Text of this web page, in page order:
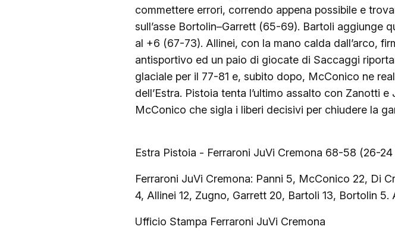
commettere errori, correndo appena possibile e
sull’asse Bortolin–Garrett (65-69). Bartoli aggiunge
al +6 (67-73). Allinei, con la mano calda dall’arco,
antisportivo ed un paio di giocate di Saccaggi
glaciale per il 77-81 e, subito dopo, McConico ne
dell’Estra. Pistoia tenta l’ultimo assalto con Zanotti
McConico che sigla i liberi decisivi per chiudere la
Estra Pistoia - Ferraroni JuVi Cremona 68-58 (26-
Ferraroni JuVi Cremona: Panni 5, McConico 22, Di
4, Allinei 12, Zugno, Garrett 20, Bartoli 13, Bortolin 5.
Ufficio Stampa Ferraroni JuVi Cremona